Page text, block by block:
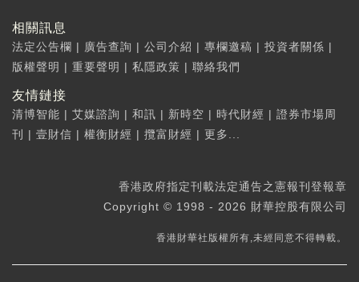
相關訊息
法定公告欄 | 廣告查詢 | 公司介紹 | 專欄邀稿 | 投資者關係 |
版權聲明 | 重要聲明 | 私隱政策 | 聯絡我們
友情鏈接
清博智能 | 艾媒諮詢 | 和訊 | 新時空 | 時代財經 | 證券市場周
刊
| 壹財信 | 權衡財經 | 攬富財經 | 更多...
香港政府指定刊載法定通告之憲報刊登報章
Copyright © 1998 - 2026 財華控股有限公司
香港財華社版權所有,未經同意不得轉載。